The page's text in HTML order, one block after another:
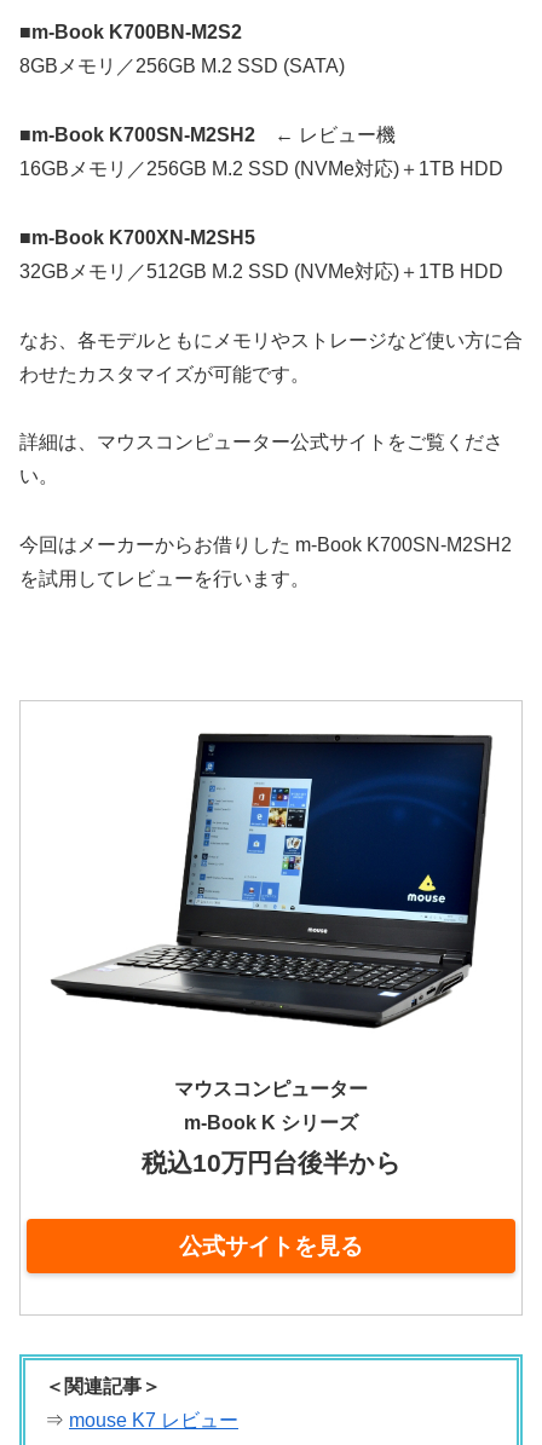
■m-Book K700BN-M2S2
8GBメモリ／256GB M.2 SSD (SATA)
■m-Book K700SN-M2SH2 ← レビュー機
16GBメモリ／256GB M.2 SSD (NVMe対応)＋1TB HDD
■m-Book K700XN-M2SH5
32GBメモリ／512GB M.2 SSD (NVMe対応)＋1TB HDD
なお、各モデルともにメモリやストレージなど使い方に合
わせたカスタマイズが可能です。
詳細は、マウスコンピューター公式サイトをご覧くださ
い。
今回はメーカーからお借りした m-Book K700SN-M2SH2
を試用してレビューを行います。
マウスコンピューター
m-Book K シリーズ
税込10万円台後半から
公式サイトを見る
＜関連記事＞
⇒ mouse K7 レビュー